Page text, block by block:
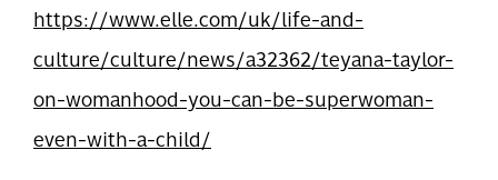
https://www.elle.com/uk/life-and-
culture/culture/news/a32362/teyana-taylor-
on-womanhood-you-can-be-superwoman-
even-with-a-child/